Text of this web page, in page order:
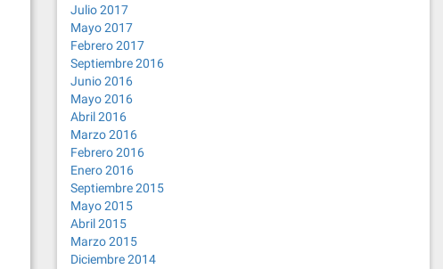
Julio 2017
Mayo 2017
Febrero 2017
Septiembre 2016
Junio 2016
Mayo 2016
Abril 2016
Marzo 2016
Febrero 2016
Enero 2016
Septiembre 2015
Mayo 2015
Abril 2015
Marzo 2015
Diciembre 2014